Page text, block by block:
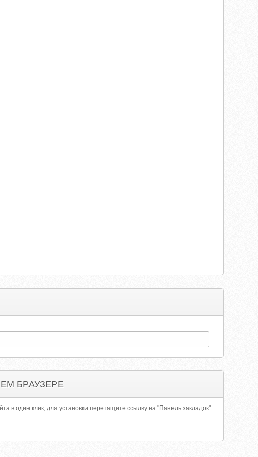
БРАУЗЕРЕ
в один клик, для установки перетащите ссылку на "Панель закладок"